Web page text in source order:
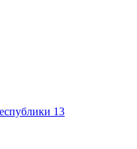
13